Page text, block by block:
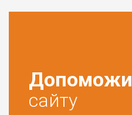
Допоможи
сайту